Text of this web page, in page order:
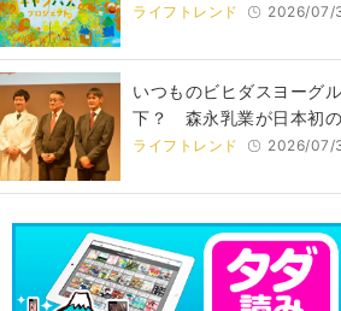
ライフトレンド 2026/07/
いつものビヒダスヨーグ
下？ 森永乳業が日本初
ライフトレンド 2026/07/